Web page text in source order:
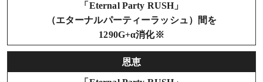
「Eternal Party RUSH」
（エターナルパーティーラッシュ）間を
1290G+α消化※
恩恵